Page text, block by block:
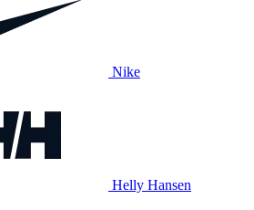
Nike
Helly Hansen